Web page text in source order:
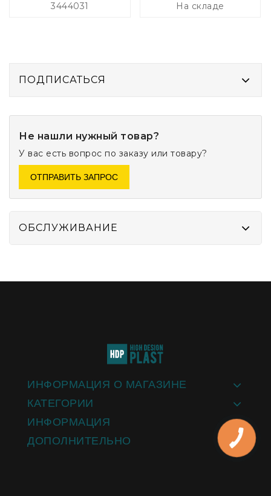
3444031 На складе
ПОДПИСАТЬСЯ
Не нашли нужный товар?
У вас есть вопрос по заказу или товару?
ОТПРАВИТЬ ЗАПРОС
ОБСЛУЖИВАНИЕ
ИНФОРМАЦИЯ О МАГАЗИНЕ
КАТЕГОРИИ
ИНФОРМАЦИЯ
ДОПОЛНИТЕЛЬНО